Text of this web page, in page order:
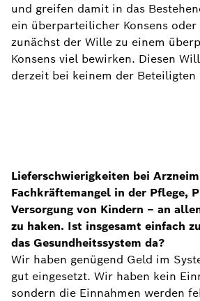
und greifen damit in das
ein überparteilicher Konsens oder
zunächst der Wille zu einem
Konsens viel bewirken. Diesen
derzeit bei keinem der Beteiligten
Lieferschwierigkeiten bei
Fachkräftemangel in der Pflege,
Versorgung von Kindern – an
zu haken. Ist insgesamt einfach
das Gesundheitssystem da?
Wir haben genügend Geld im
gut eingesetzt. Wir haben kein
sondern die Einnahmen werden